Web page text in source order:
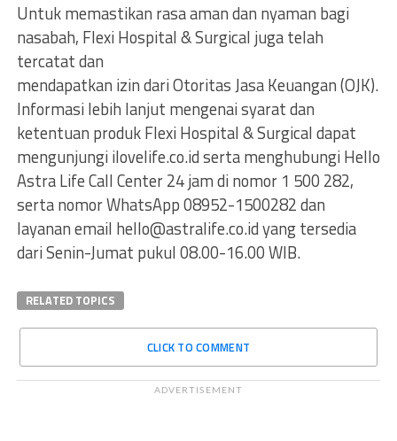
Untuk memastikan rasa aman dan nyaman bagi
nasabah, Flexi Hospital & Surgical juga telah
tercatat dan
mendapatkan izin dari Otoritas Jasa Keuangan (OJK).
Informasi lebih lanjut mengenai syarat dan
ketentuan produk Flexi Hospital & Surgical dapat
mengunjungi ilovelife.co.id serta menghubungi Hello
Astra Life Call Center 24 jam di nomor 1 500 282,
serta nomor WhatsApp 08952-1500282 dan
layanan email hello@astralife.co.idyang tersedia
dari Senin-Jumat pukul 08.00-16.00 WIB.
RELATED TOPICS
CLICK TO COMMENT
ADVERTISEMENT